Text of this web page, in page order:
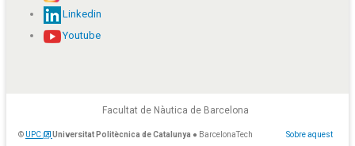
Linkedin
Youtube
Facultat de Nàutica de Barcelona
© UPC Universitat Politècnica de Catalunya ● BarcelonaTech Sobre aquest